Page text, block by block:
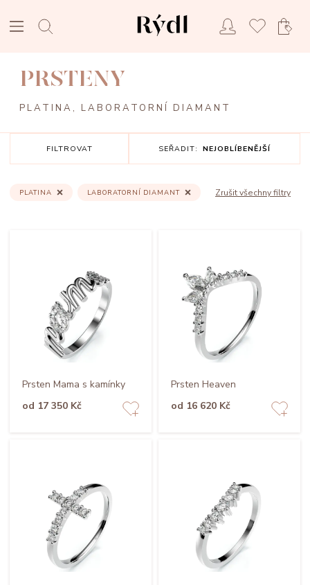
PRSTENY
PLATINA, LABORATORNÍ DIAMANT
FILTROVAT SEŘADIT: NEJOBLÍBENĚJŠÍ
Zrušit všechny filtry
PLATINA LABORATORNÍ DIAMANT
Prsten Mama s kamínky
od 17 350 Kč
Prsten Heaven
od 16 620 Kč